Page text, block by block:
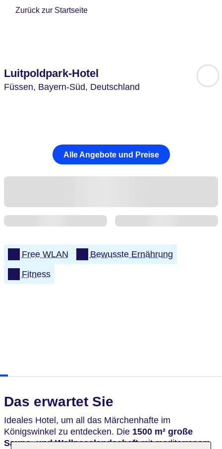
Zurück zur Startseite
Luitpoldpark-Hotel
Füssen, Bayern-Süd, Deutschland
Alle Angebote und Preise
Free WLAN
Bewusste Ernährung
Fitness
Das erwartet Sie
Ideales Hotel, um all das Märchenhafte im
Königswinkel zu entdecken. Die 1500 m² große
Sauna- und Wellnesslandschaftmit mediterranem